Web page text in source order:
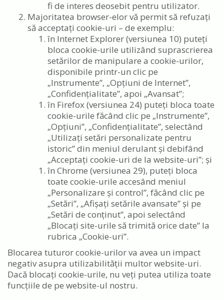
fi de interes deosebit pentru utilizator.
Majoritatea browser-elor vă permit să refuzați
să acceptați cookie-uri – de exemplu:
în Internet Explorer (versiunea 10) puteți
bloca cookie-urile utilizând suprascrierea
setărilor de manipulare a cookie-urilor,
disponibile printr-un clic pe
„Instrumente”, „Opțiuni de Internet”,
„Confidențialitate”, apoi „Avansat”;
în Firefox (versiunea 24) puteți bloca toate
cookie-urile făcând clic pe „Instrumente”,
„Opțiuni”, „Confidențialitate”, selectând
„Utilizați setări personalizate pentru
istoric” din meniul derulant și debifând
„Acceptați cookie-uri de la website-uri”; și
în Chrome (versiunea 29), puteți bloca
toate cookie-urile accesând meniul
„Personalizare și control”, făcând clic pe
„Setări”, „Afișați setările avansate” și pe
„Setări de conținut”, apoi selectând
„Blocați site-urile să trimită orice date” la
rubrica „Cookie-uri”.
Blocarea tuturor cookie-urilor va avea un impact
negativ asupra utilizabilității multor website-uri.
Dacă blocați cookie-urile, nu veți putea utiliza toate
funcțiile de pe website-ul nostru.